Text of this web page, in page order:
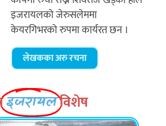
इजरायलको जेरुसलेममा
केयरगिभरको रुपमा कार्यरत छन ।
लेखकका अरु रचना
इजरायलविशेष